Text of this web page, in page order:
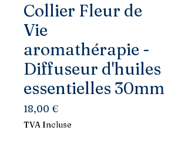
Collier Fleur de
Vie
aromathérapie -
Diffuseur d'huiles
essentielles 30mm
18,00 €Prix
TVA Incluse